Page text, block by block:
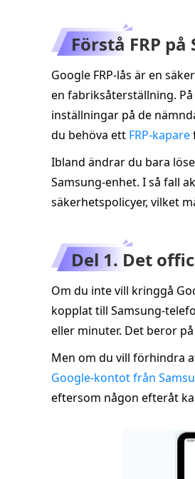
Förstå FRP
Google FRP‑lås är en
en fabriksåterställning.
inställningar på de
du behöva ett FRP-kapare
Ibland ändrar du bara
Samsung‑enhet. I så fall
säkerhetspolicyer, vilket
Del 1. Det
Om du inte vill kringgå
kopplat till
eller minuter. Det beror
Men om du vill förhindra
Google‑kontot från
eftersom någon efteråt